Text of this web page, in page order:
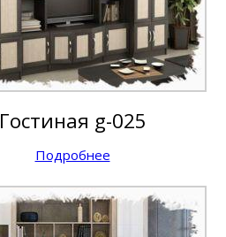
Гостиная g-025
Подробнее